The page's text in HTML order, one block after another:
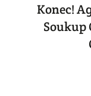
Konec!
Soukup